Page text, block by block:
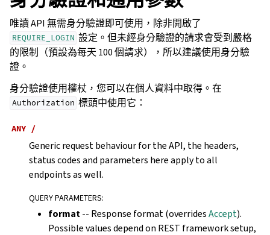
唯讀 API 無需身分驗證即可使用，除非開啟了
REQUIRE_LOGIN 設定。但未經身分驗證的請求會受到嚴格
的限制（預設為每天 100 個請求），所以建議使用身分驗
證。
身分驗證使用權杖，您可以在個人資料中取得。在
Authorization 標頭中使用它：
ANY /
Generic request behaviour for the API, the headers,
status codes and parameters here apply to all
endpoints as well.
QUERY PARAMETERS:
format-- Response format (overridesAccept).
Possible values depend on REST framework setup,